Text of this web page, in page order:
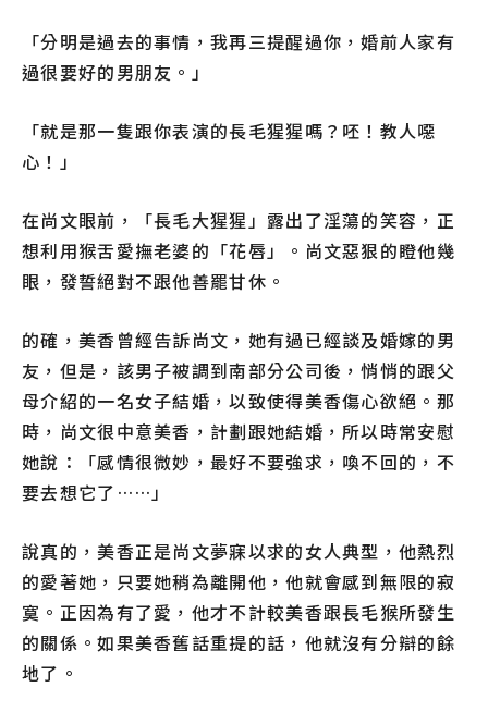
「分明是過去的事情，我再三提醒過你，婚前人家有
過很要好的男朋友。」
「就是那一隻跟你表演的長毛猩猩嗎？呸！教人噁
心！」
在尚文眼前，「長毛大猩猩」露出了淫蕩的笑容，正
想利用猴舌愛撫老婆的「花唇」。尚文惡狠的瞪他幾
眼，發誓絕對不跟他善罷甘休。
的確，美香曾經告訴尚文，她有過已經談及婚嫁的男
友，但是，該男子被調到南部分公司後，悄悄的跟父
母介紹的一名女子結婚，以致使得美香傷心欲絕。那
時，尚文很中意美香，計劃跟她結婚，所以時常安慰
她說：「感情很微妙，最好不要強求，喚不回的，不
要去想它了……」
說真的，美香正是尚文夢寐以求的女人典型，他熱烈
的愛著她，只要她稍為離開他，他就會感到無限的寂
寞。正因為有了愛，他才不計較美香跟長毛猴所發生
的關係。如果美香舊話重提的話，他就沒有分辯的餘
地了。